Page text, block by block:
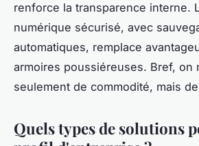
renforce la transparence interne.
numérique sécurisé, avec
automatiques, remplace
armoires poussiéreuses. Bref, on
seulement de commodité, mais
Quels types de solutions